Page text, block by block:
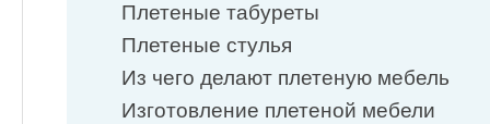
Плетеные табуреты
Плетеные стулья
Из чего делают плетеную мебель
Изготовление плетеной мебели